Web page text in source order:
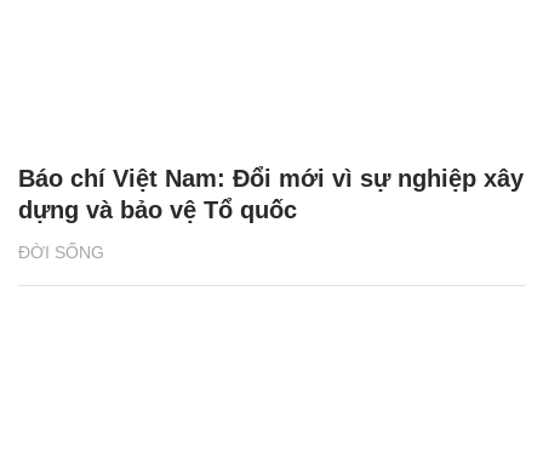
ĐỜI SỐNG
Báo chí Việt Nam: Đổi mới vì sự nghiệp xây
dựng và bảo vệ Tổ quốc